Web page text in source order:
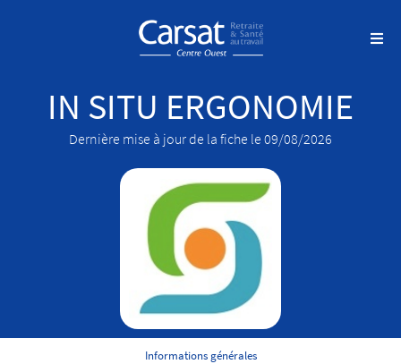
IN SITU ERGONOMIE
Dernière mise à jour de la fiche le 09/08/2026
Informations générales